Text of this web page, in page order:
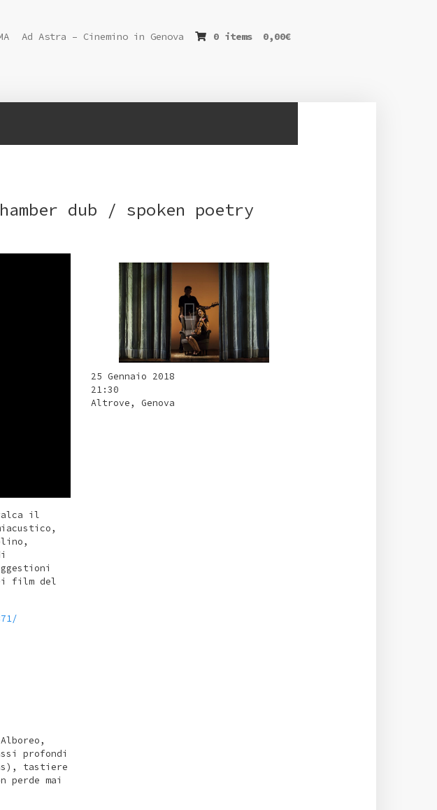
Ad Astra – Cinemino in Genova 0 items 0,00€
dub / spoken poetry
25 Gennaio 2018
21:30
Altrove, Genova
il
film del
profondi
tastiere
perde mai